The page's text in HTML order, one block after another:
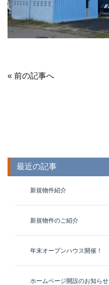
« 前の記事へ
最近の記事
新規物件紹介
新規物件のご紹介
年末オープンハウス開催！
ホームページ開設のお知らせ